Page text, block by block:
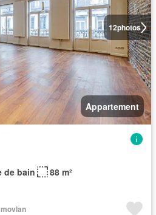
12photos
Appartement
de bain
88 m²